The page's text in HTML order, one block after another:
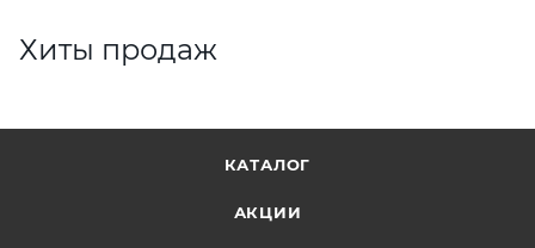
Хиты продаж
КАТАЛОГ
АКЦИИ